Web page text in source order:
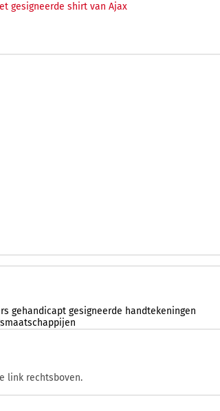
gesigneerde shirt van Ajax
gehandicapt gesigneerde handtekeningen
link rechtsboven.